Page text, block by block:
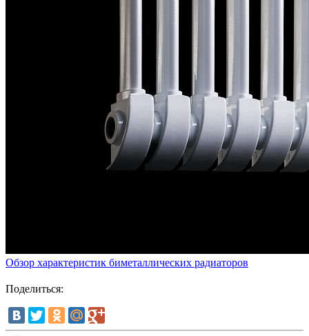
Обзор характеристик биметаллических радиаторов
Поделиться: